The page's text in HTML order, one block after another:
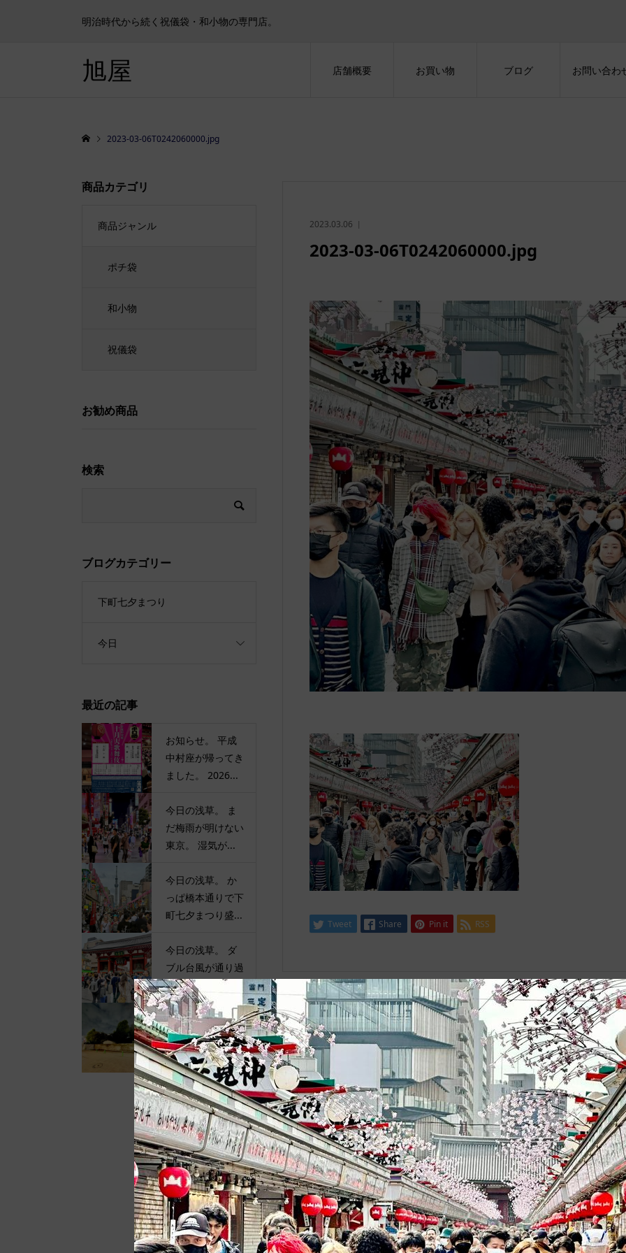
明治時代から続く祝儀袋・和小物の専門店。
旭屋 店舗概要 お買い物 ブログ お問い合わ
2023-03-06T0242060000.jpg
2023.03.06
2023-03-06T0242060000.jpg
Tweet Share Pin it RSS
商品カテゴリ
商品ジャンル
ポチ袋
和小物
祝儀袋
お勧め商品
検索
ブログカテゴリー
下町七夕まつり
今日
最近の記事
お知らせ。 平成
中村座が帰ってき
ました。 2026...
今日の浅草。 ま
だ梅雨が明けない
東京。 湿気が...
今日の浅草。 か
っぱ橋本通りで下
町七夕まつり盛...
今日の浅草。 ダ
ブル台風が通り過
ぎて夕方には傘...
今日の浅草。 伝
法院通りの路上店
舗が撤去されて...